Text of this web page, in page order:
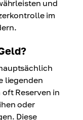
und
im
liegenden
Reserven in
oder
Diese